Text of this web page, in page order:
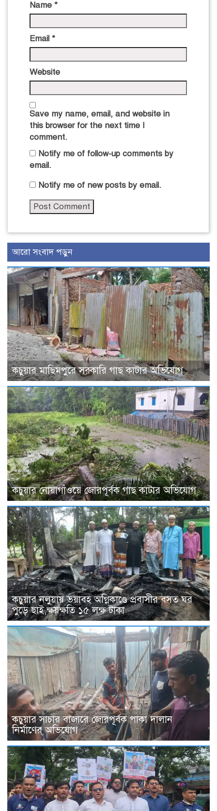
Name *
Email *
Website
Save my name, email, and website in
this browser for the next time I
comment.
Notify me of follow-up comments by
email.
Notify me of new posts by email.
আরো সংবাদ পড়ুন
কচুয়ার মাছিমপুরে সরকারি গাছ কাটার অভিযোগ
কচুয়ার নোয়াগাঁওয়ে জোরপূর্বক গাছ কাটার অভিযোগ
কচুয়ার নলুয়ায় ভয়াবহ অগ্নিকাণ্ডে প্রবাসীর বসত ঘর
পুড়ে ছাই,ক্ষয়ক্ষতি ১৫ লক্ষ টাকা
কচুয়ার সাচার বাজারে জোরপূর্বক পাকা দালান
নির্মাণের অভিযোগ